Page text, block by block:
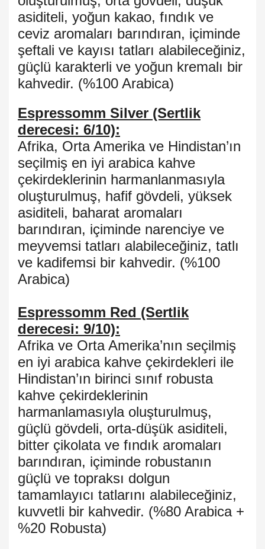
asiditeli, yoğun kakao, fındık ve
ceviz aromaları barındıran, içiminde
şeftali ve kayısı tatları alabileceğiniz,
güçlü karakterli ve yoğun kremalı bir
kahvedir. (%100 Arabica)
Espressomm Silver (Sertlik
derecesi: 6/10):
Afrika, Orta Amerika ve Hindistan’ın
seçilmiş en iyi arabica kahve
çekirdeklerinin harmanlanmasıyla
oluşturulmuş, hafif gövdeli, yüksek
asiditeli, baharat aromaları
barındıran, içiminde narenciye ve
meyvemsi tatları alabileceğiniz, tatlı
ve kadifemsi bir kahvedir. (%100
Arabica)
Espressomm Red (Sertlik
derecesi: 9/10):
Afrika ve Orta Amerika’nın seçilmiş
en iyi arabica kahve çekirdekleri ile
Hindistan’ın birinci sınıf robusta
kahve çekirdeklerinin
harmanlamasıyla oluşturulmuş,
güçlü gövdeli, orta-düşük asiditeli,
bitter çikolata ve fındık aromaları
barındıran, içiminde robustanın
güçlü ve topraksı dolgun
tamamlayıcı tatlarını alabileceğiniz,
kuvvetli bir kahvedir. (%80 Arabica +
%20 Robusta)